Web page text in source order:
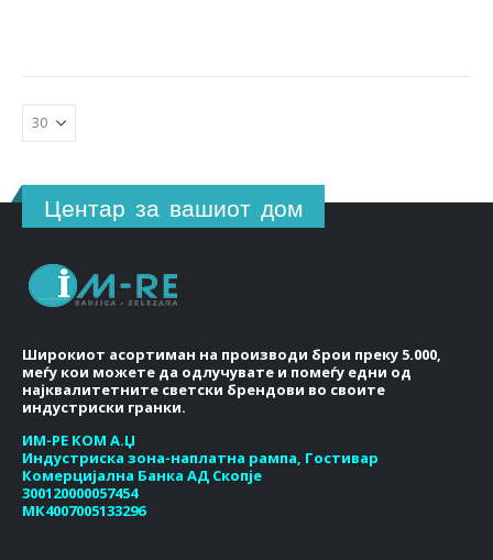
Центар за вашиот дом
Широкиот асортиман на производи брои преку 5.000,
меѓу кои можете да одлучувате и помеѓу едни од
најквалитетните светски брендови во своите
индустриски гранки.
ИМ-РЕ КОМ А.Џ
Индустриска зона-наплатна рампа, Гостивар
Комерцијална Банка АД Скопје
300120000057454
МК4007005133296